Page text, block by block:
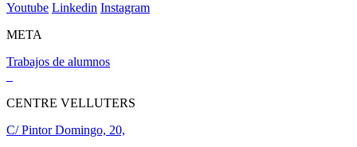
Youtube Linkedin Instagram
META
Trabajos de alumnos
CENTRE VELLUTERS
C/ Pintor Domingo, 20,